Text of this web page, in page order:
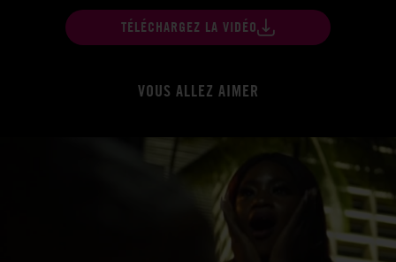
TÉLÉCHARGEZ LA VIDÉO
VOUS ALLEZ AIMER